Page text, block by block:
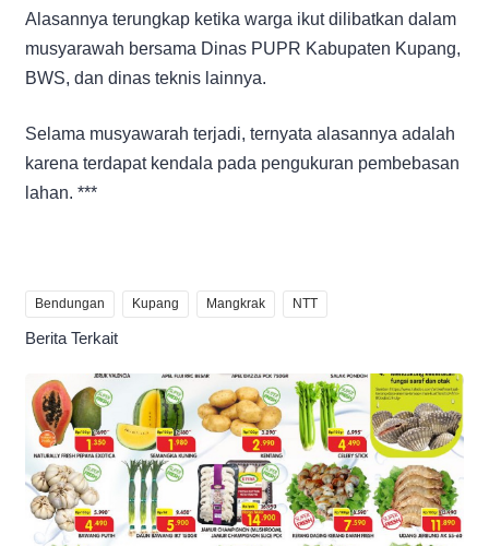
Alasannya terungkap ketika warga ikut dilibatkan dalam
musyarawah bersama Dinas PUPR Kabupaten Kupang,
BWS, dan dinas teknis lainnya.
Selama musyawarah terjadi, ternyata alasannya adalah
karena terdapat kendala pada pengukuran pembebasan
lahan. ***
Bendungan Kupang Mangkrak NTT
Berita Terkait